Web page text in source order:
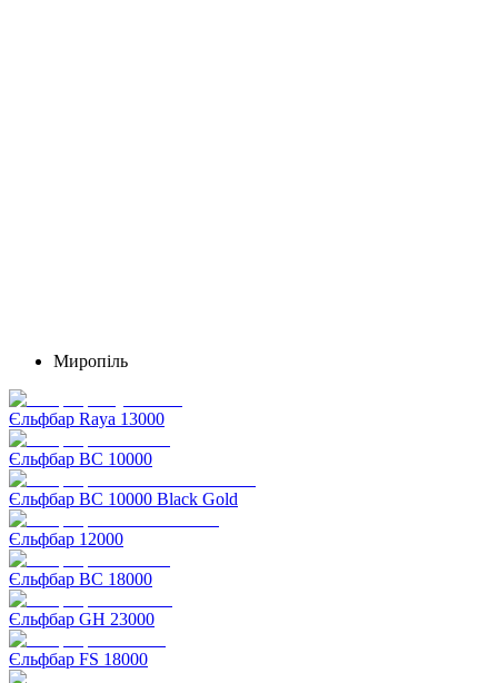
Миропіль
Єльфбар Raya 13000
Єльфбар BC 10000
Єльфбар BC 10000 Black Gold
Єльфбар 12000
Єльфбар BC 18000
Єльфбар GH 23000
Єльфбар FS 18000